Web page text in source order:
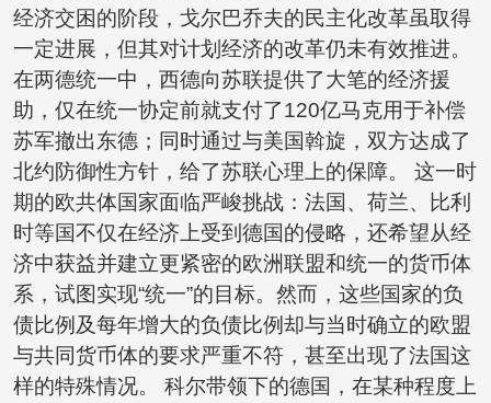
经济交困的阶段，戈尔巴乔夫的民主化改革虽取得
一定进展，但其对计划经济的改革仍未有效推进。
在两德统一中，西德向苏联提供了大笔的经济援
助，仅在统一协定前就支付了120亿马克用于补偿
苏军撤出东德；同时通过与美国斡旋，双方达成了
北约防御性方针，给了苏联心理上的保障。 这一时
期的欧共体国家面临严峻挑战：法国、荷兰、比利
时等国不仅在经济上受到德国的侵略，还希望从经
济中获益并建立更紧密的欧洲联盟和统一的货币体
系，试图实现“统一”的目标。然而，这些国家的负
债比例及每年增大的负债比例却与当时确立的欧盟
与共同货币体的要求严重不符，甚至出现了法国这
样的特殊情况。 科尔带领下的德国，在某种程度上